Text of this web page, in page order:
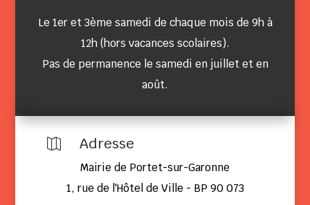
Le 1er et 3ème samedi de chaque mois de 9h à
12h (hors vacances scolaires).
Pas de permanence le samedi en juillet et en
août.
 Adresse
Mairie de Portet-sur-Garonne
1, rue de l'Hôtel de Ville - BP 90 073